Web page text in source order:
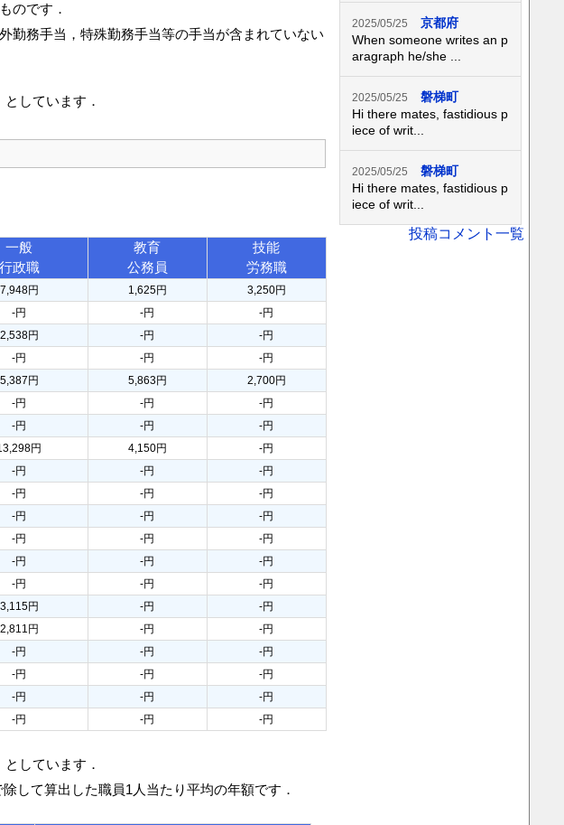
のです．
勤務手当，特殊勤務手当等の手当が含まれていない
しています．
一般
行政職
教育
公務員
技能
労務職
7,948円 1,625円
3,250円
-円 -円
-円
2,538円 -円
-円
-円 -円
-円
5,387円 5,863円
2,700円
-円 -円
-円
-円 -円
-円
円 4,150円
-円
-円 -円
-円
-円 -円
-円
-円 -円
-円
-円 -円
-円
-円 -円
-円
-円 -円
-円
3,115円 -円
-円
2,811円 -円
-円
-円 -円
-円
-円 -円
-円
-円 -円
-円
-円 -円 -円
しています．
して算出した職員1人当たり平均の年額です．
2025/05/25
京都府
When someone writes an p
aragraph he/she ...
2025/05/25
磐梯町
Hi there mates, fastidious p
iece of writ...
2025/05/25
磐梯町
Hi there mates, fastidious p
iece of writ...
投稿コメント一覧